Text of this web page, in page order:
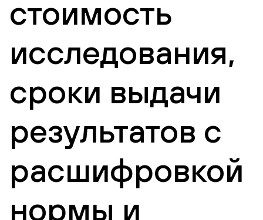
стоимость
исследования,
сроки выдачи
результатов с
расшифровкой
нормы и